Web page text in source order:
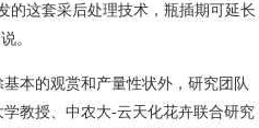
的这套采后处理技术，瓶插期可延长
。
本的观赏和产量性状外，研究团队
教授、中农大-云天化花卉联合研究